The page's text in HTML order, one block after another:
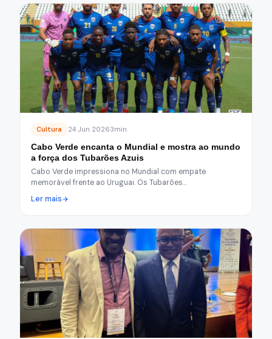
Cultura 24 Jun 20263min
Cabo Verde encanta o Mundial e mostra ao mundo
a força dos Tubarões Azuis
Cabo Verde impressiona no Mundial com empate
memorável frente ao Uruguai. Os Tubarões…
Ler mais